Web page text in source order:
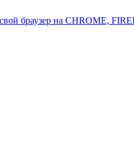
браузер на CHROME,